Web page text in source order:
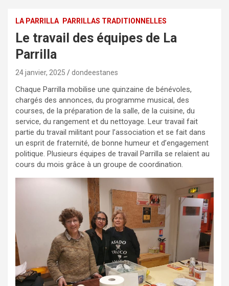
LA PARRILLA PARRILLAS TRADITIONNELLES
Le travail des équipes de La
Parrilla
24 janvier, 2025 dondeestanes
Chaque Parrilla mobilise une quinzaine de bénévoles,
chargés des annonces, du programme musical, des
courses, de la préparation de la salle, de la cuisine, du
service, du rangement et du nettoyage. Leur travail fait
partie du travail militant pour l’association et se fait dans
un esprit de fraternité, de bonne humeur et d’engagement
politique. Plusieurs équipes de travail Parrilla se relaient au
cours du mois grâce à un groupe de coordination.